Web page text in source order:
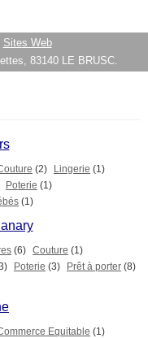
Sites Web
83140 LE BRUSC.
(2) Lingerie (1)
Poterie (1)
(1)
(6) Couture (1)
Poterie (3) Prêt à porter (8)
Equitable (1)